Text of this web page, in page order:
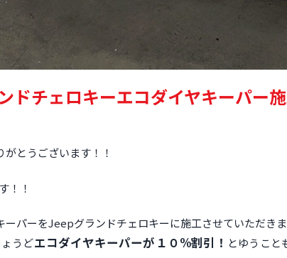
ドチェロキーエコダイヤキーパー施
がとうございます！！
！！
ーパーをJeepグランドチェロキーに施工させていただきま
うどエコダイヤキーパーが１０%割引！ とゆうこと